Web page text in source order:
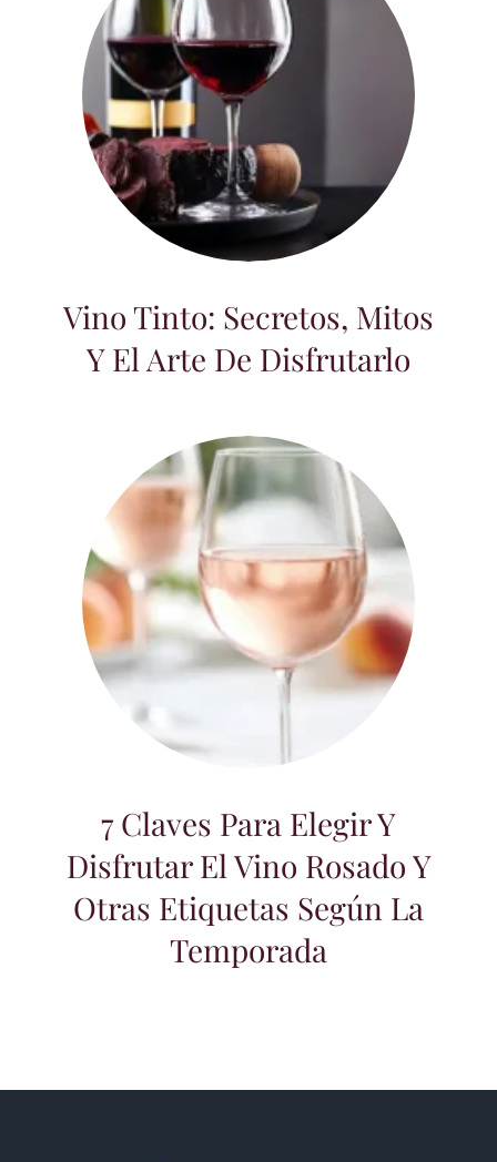
Vino Tinto: Secretos, Mitos y el Arte de
Disfrutarlo
Vino Tinto: Secretos, Mitos
Y El Arte De Disfrutarlo
7 Claves para elegir y disfrutar el vino
rosado y otras etiquetas según la
temporada
7 Claves Para Elegir Y